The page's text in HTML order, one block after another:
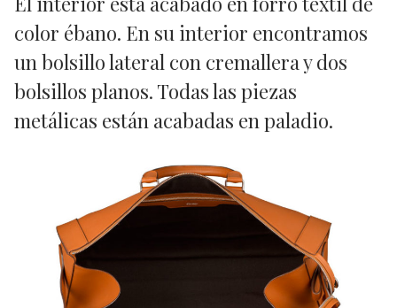
color ébano. En su interior encontramos
un bolsillo lateral con cremallera y dos
bolsillos planos. Todas las piezas
metálicas están acabadas en paladio.